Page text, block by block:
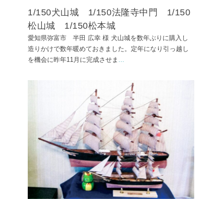
1/150犬山城 1/150法隆寺中門 1/150
松山城 1/150松本城
愛知県弥富市 半田 広幸 様 犬山城を数年ぶりに購入し
造りかけで数年暖めておきました。定年になり引っ越し
を機会に昨年11月に完成させま